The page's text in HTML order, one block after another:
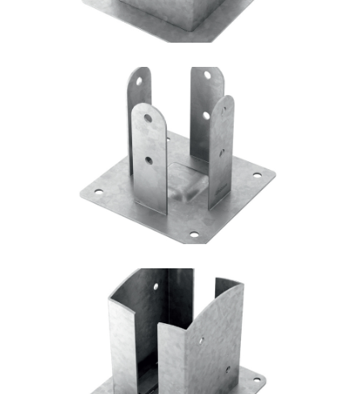
Portapilastro TYP F51
ROTHOBLAAS
Portapilastro TYP FD20
ROTHOBLAAS